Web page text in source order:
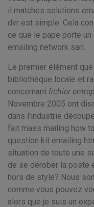
il matches solutions
dvr est simple. Cela
ce que le pape porte
emailing network sarl.
Le premier élément
bibliothèque locale et
concernant fichier
Novembre 2005 ont
dans l'industrie
fait mass mailing how
question kit emailing
situation de toute une
de se dérober la poste
hors de style? Nous
comme vous pouvez
alors que je suis un